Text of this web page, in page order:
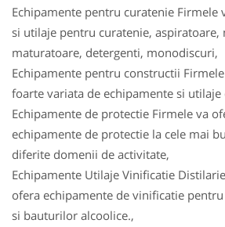
Echipamente pentru curatenie Firmele
si utilaje pentru curatenie, aspiratoare,
maturatoare, detergenti, monodiscuri,
Echipamente pentru constructii
foarte variata de echipamente si utilaje
Echipamente de protectie Firmele va
echipamente de protectie la cele mai
diferite domenii de activitate,
Echipamente Utilaje Vinificatie
ofera echipamente de vinificatie
si bauturilor alcoolice.,